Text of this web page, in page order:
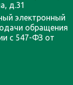
д.31
электронный
обращения
с 547-ФЗ от